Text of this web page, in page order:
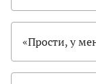
«Прости, у